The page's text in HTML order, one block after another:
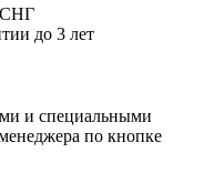
СНГ
до 3 лет
и специальными
по кнопке